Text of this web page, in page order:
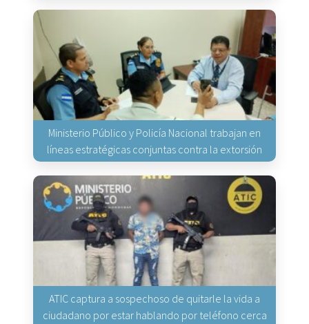
Ministerio Público y Policía Nacional trabajan en
líneas estratégicas conjuntas contra la extorsión
ATIC captura a sospechoso de quitarle la vida a
ciudadano por estar hablando por teléfono cerca